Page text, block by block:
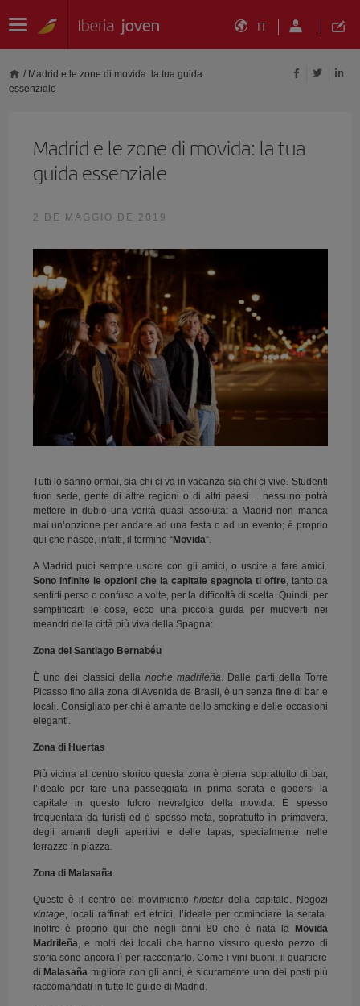
IT
/ Madrid e le zone di movida: la tua guida
essenziale
Madrid e le zone di movida: la tua
guida essenziale
2 DE MAGGIO DE 2019
Tutti lo sanno ormai, sia chi ci va in vacanza sia chi ci vive. Studenti
fuori sede, gente di altre regioni o di altri paesi… nessuno potrà
mettere in dubio una verità quasi assoluta: a Madrid non manca
mai un’opzione per andare ad una festa o ad un evento; è proprio
qui che nasce, infatti, il termine “Movida”.
A Madrid puoi sempre uscire con gli amici, o uscire a fare amici.
Sono infinite le opzioni che la capitale spagnola ti offre , tanto da
sentirti perso o confuso a volte, per la difficoltà di scelta. Quindi, per
semplificarti le cose, ecco una piccola guida per muoverti nei
meandri della città più viva della Spagna:
Zona del Santiago Bernabéu
È uno dei classici della noche madrileña . Dalle parti della Torre
Picasso fino alla zona di Avenida de Brasil, è un senza fine di bar e
locali. Consigliato per chi è amante dello smoking e delle occasioni
eleganti.
Zona di Huertas
Più vicina al centro storico questa zona è piena soprattutto di bar,
l’ideale per fare una passeggiata in prima serata e godersi la
capitale in questo fulcro nevralgico della movida. È spesso
frequentata da turisti ed è spesso meta, soprattutto in primavera,
degli amanti degli aperitivi e delle tapas, specialmente nelle
terrazze in piazza.
Zona di Malasaña
Questo è il centro del movimientohipsterdella capitale. Negozi
vintage , locali raffinati ed etnici, l’ideale per cominciare la serata.
Inoltre è proprio qui che negli anni 80 che è nata la
Movida
Madrileña , e molti dei locali che hanno vissuto questo pezzo di
storia sono ancora lì per raccontarlo. Come i vini buoni, il quartiere
di Malasaña migliora con gli anni, è sicuramente uno dei posti più
raccomandati in tutte le guide di Madrid.